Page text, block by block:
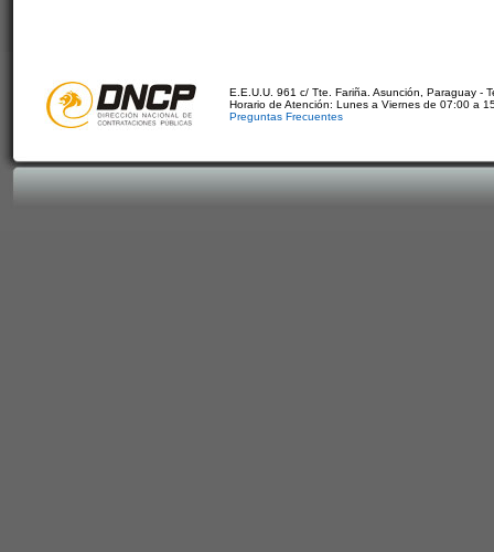
E.E.U.U. 961 c/ Tte. Fariña. Asunción, Paraguay -
Horario de Atención: Lunes a Viernes de 07:00 a
Preguntas Frecuentes